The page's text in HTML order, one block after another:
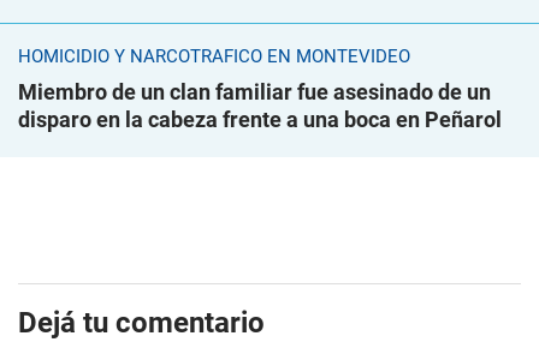
HOMICIDIO Y NARCOTRÁFICO EN MONTEVIDEO
Miembro de un clan familiar fue asesinado de un
disparo en la cabeza frente a una boca en Peñarol
Dejá tu comentario